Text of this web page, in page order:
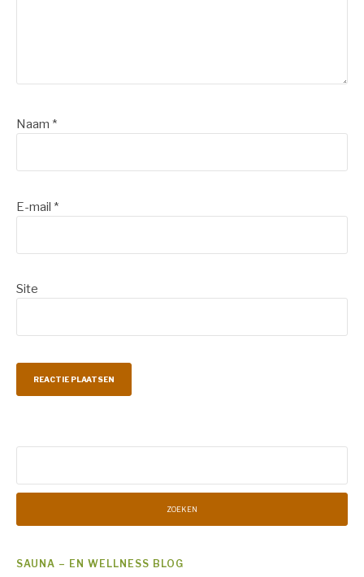
Naam *
E-mail *
Site
SAUNA – EN WELLNESS BLOG